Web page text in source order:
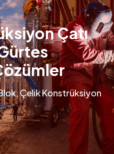
Çatı
,Çelik Konstrüksiyon